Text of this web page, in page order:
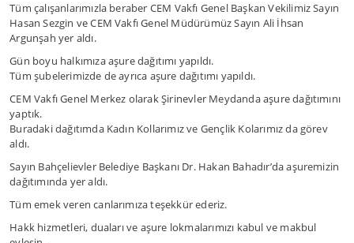
Tüm çalışanlarımızla beraber CEM Vakfı Genel Başkan Vekilimiz Sayın
Hasan Sezgin ve CEM Vakfı Genel Müdürümüz Sayın Ali İhsan
Argunşah yer aldı.
Gün boyu halkımıza aşure dağıtımı yapıldı.
Tüm şubelerimizde de ayrıca aşure dağıtımı yapıldı.
CEM Vakfı Genel Merkez olarak Şirinevler Meydanda aşure dağıtımını
yaptık.
Buradaki dağıtımda Kadın Kollarımız ve Gençlik Kolarımız da görev
aldı.
Sayın Bahçelievler Belediye Başkanı Dr. Hakan Bahadır’da aşuremizin
dağıtımında yer aldı.
Tüm emek veren canlarımıza teşekkür ederiz.
Hakk hizmetleri, duaları ve aşure lokmalarımızı kabul ve makbul